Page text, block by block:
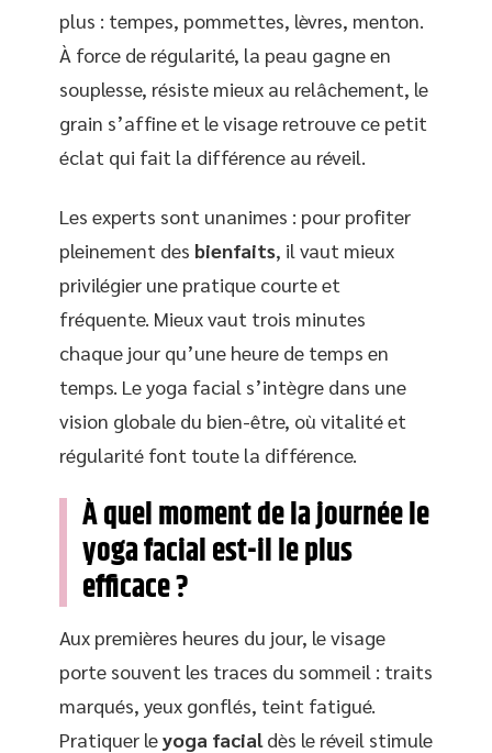
plus : tempes, pommettes, lèvres, menton.
À force de régularité, la peau gagne en
souplesse, résiste mieux au relâchement, le
grain s’affine et le visage retrouve ce petit
éclat qui fait la différence au réveil.
Les experts sont unanimes : pour profiter
pleinement des bienfaits, il vaut mieux
privilégier une pratique courte et
fréquente. Mieux vaut trois minutes
chaque jour qu’une heure de temps en
temps. Le yoga facial s’intègre dans une
vision globale du bien-être, où vitalité et
régularité font toute la différence.
À quel moment de la journée le
yoga facial est-il le plus
efficace ?
Aux premières heures du jour, le visage
porte souvent les traces du sommeil : traits
marqués, yeux gonflés, teint fatigué.
Pratiquer leyoga facial dès le réveil stimule